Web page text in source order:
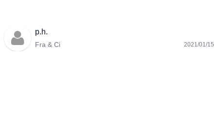
p.h.
Fra & Ci 2021/01/15